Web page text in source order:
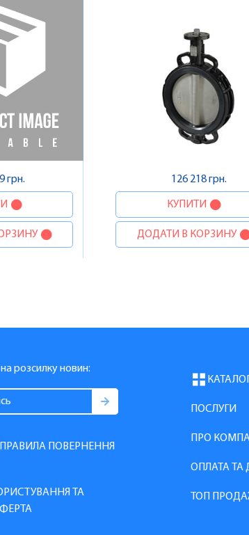
грн. 126 218 грн.
КУПИТИ
ДОДАТИ В КОРЗИНУ
на розсилку новин:
ПРАВИЛА ПОВЕРНЕННЯ
ТА
КАТАЛОГ
ПОСЛУГИ
ПРО
ОПЛАТА ТА
ТОП